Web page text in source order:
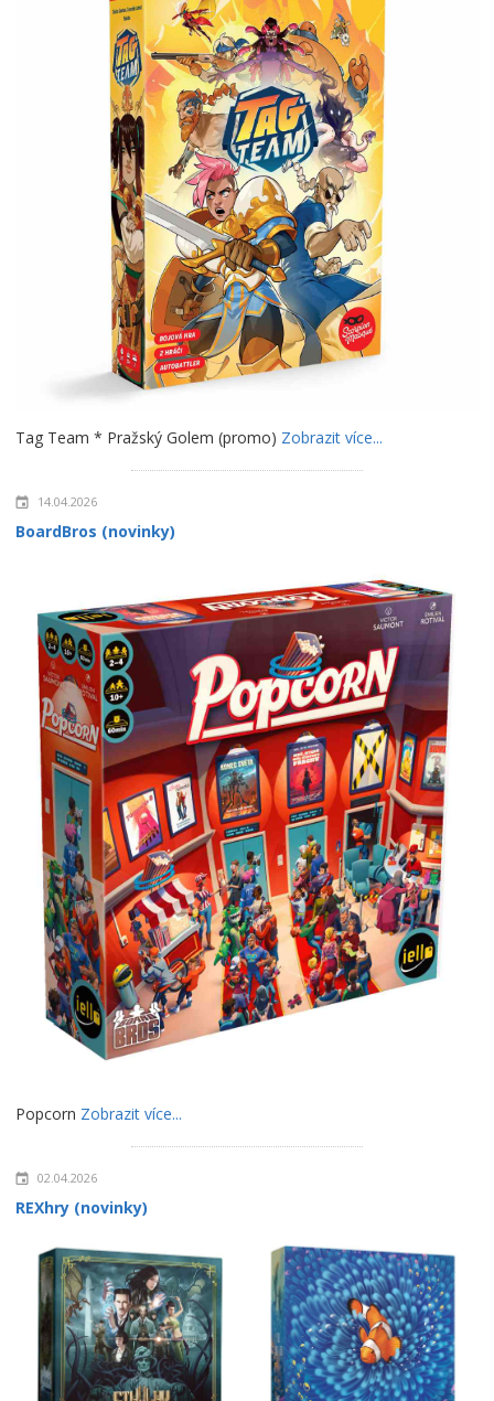
Tag Team * Pražský Golem (promo) Zobrazit více...
14.04.2026
BoardBros (novinky)
Popcorn Zobrazit více...
02.04.2026
REXhry (novinky)